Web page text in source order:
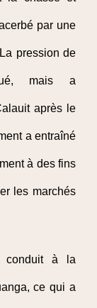
par une
pression de
mais a
après le
a entraîné
à des fins
les marchés
conduit à la
ce qui a